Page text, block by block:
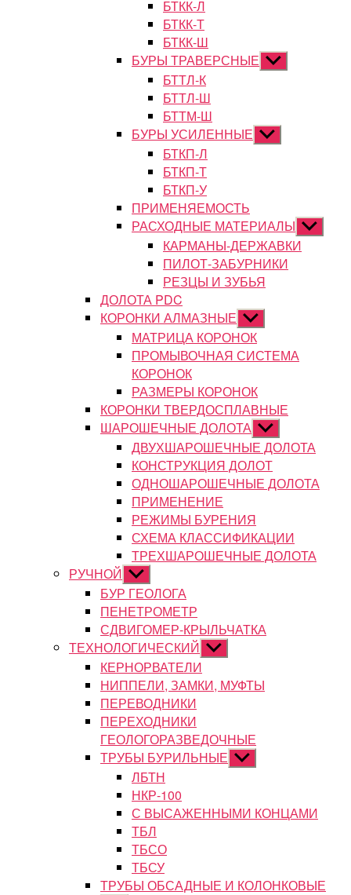
БТКК-Л
БТКК-Т
БТКК-Ш
БУРЫ ТРАВЕРСНЫЕ Показывать
подменю
БТТЛ-К
БТТЛ-Ш
БТТМ-Ш
БУРЫ УСИЛЕННЫЕ Показывать
подменю
БТКП-Л
БТКП-Т
БТКП-У
ПРИМЕНЯЕМОСТЬ
РАСХОДНЫЕ МАТЕРИАЛЫ
подменю
КАРМАНЫ-ДЕРЖАВКИ
ПИЛОТ-ЗАБУРНИКИ
РЕЗЦЫ И ЗУБЬЯ
ДОЛОТА PDC
КОРОНКИ АЛМАЗНЫЕ Показывать
подменю
МАТРИЦА КОРОНОК
ПРОМЫВОЧНАЯ СИСТЕМА
КОРОНОК
РАЗМЕРЫ КОРОНОК
КОРОНКИ ТВЕРДОСПЛАВНЫЕ
ШАРОШЕЧНЫЕ ДОЛОТА Показывать
подменю
ДВУХШАРОШЕЧНЫЕ ДОЛОТА
КОНСТРУКЦИЯ ДОЛОТ
ОДНОШАРОШЕЧНЫЕ ДОЛОТА
ПРИМЕНЕНИЕ
РЕЖИМЫ БУРЕНИЯ
СХЕМА КЛАССИФИКАЦИИ
ТРЕХШАРОШЕЧНЫЕ ДОЛОТА
РУЧНОЙ Показывать
подменю
БУР ГЕОЛОГА
ПЕНЕТРОМЕТР
СДВИГОМЕР-КРЫЛЬЧАТКА
ТЕХНОЛОГИЧЕСКИЙ Показывать
подменю
КЕРНОРВАТЕЛИ
НИППЕЛИ, ЗАМКИ, МУФТЫ
ПЕРЕВОДНИКИ
ПЕРЕХОДНИКИ
ГЕОЛОГОРАЗВЕДОЧНЫЕ
ТРУБЫ БУРИЛЬНЫЕ Показывать
подменю
ЛБТН
НКР-100
С ВЫСАЖЕННЫМИ КОНЦАМИ
ТБЛ
ТБСО
ТБСУ
ТРУБЫ ОБСАДНЫЕ И КОЛОНКОВЫЕ